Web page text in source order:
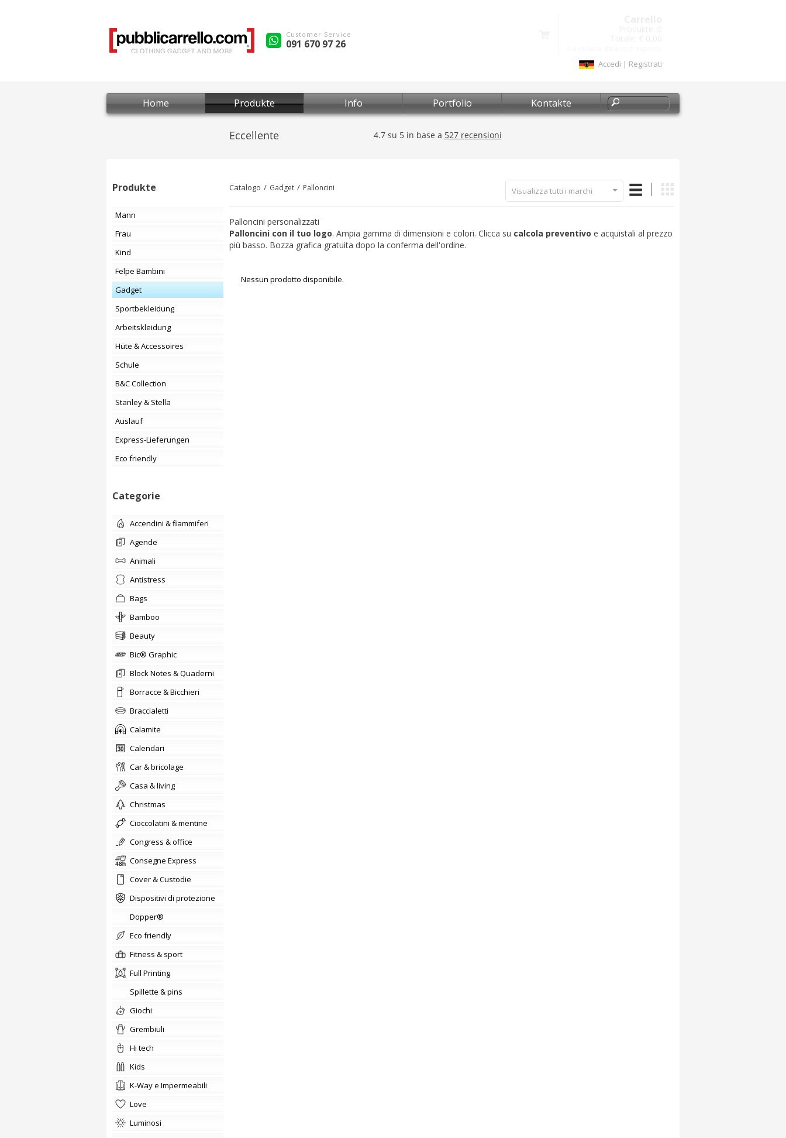
Customer Service
091 670 97 26
Accedi | Registrati
Home Produkte Info Portfolio Kontakte
Produkte
Mann
Frau
Kind
Felpe Bambini
Gadget
Sportbekleidung
Arbeitskleidung
Hüte & Accessoires
Schule
B&C Collection
Stanley & Stella
Auslauf
Express-Lieferungen
Eco friendly
Categorie
accendini & fiammiferi
agende
animali
Antistress
bags
Bamboo
beauty
Bic® Graphic
Block Notes & Quaderni
Borracce & Bicchieri
braccialetti
Calamite
calendari
car & bricolage
casa & living
christmas
cioccolatini & mentine
congress & office
Consegne Express
Cover & Custodie
Dispositivi di protezione
Dopper®
Eco friendly
fitness & sport
Full Printing
Spillette & pins
giochi
Grembiuli
hi tech
kids
K-Way e Impermeabili
love
Luminosi
Catalogo Gadget Palloncini Visualizza tutti i marchi
Palloncini personalizzati
Palloncini con il tuo logo. Ampia gamma di dimensioni e colori. Clicca su calcola preventivo e acquistali al prezzo
più basso. Bozza grafica gratuita dopo la conferma dell'ordine.
Nessun prodotto disponibile.